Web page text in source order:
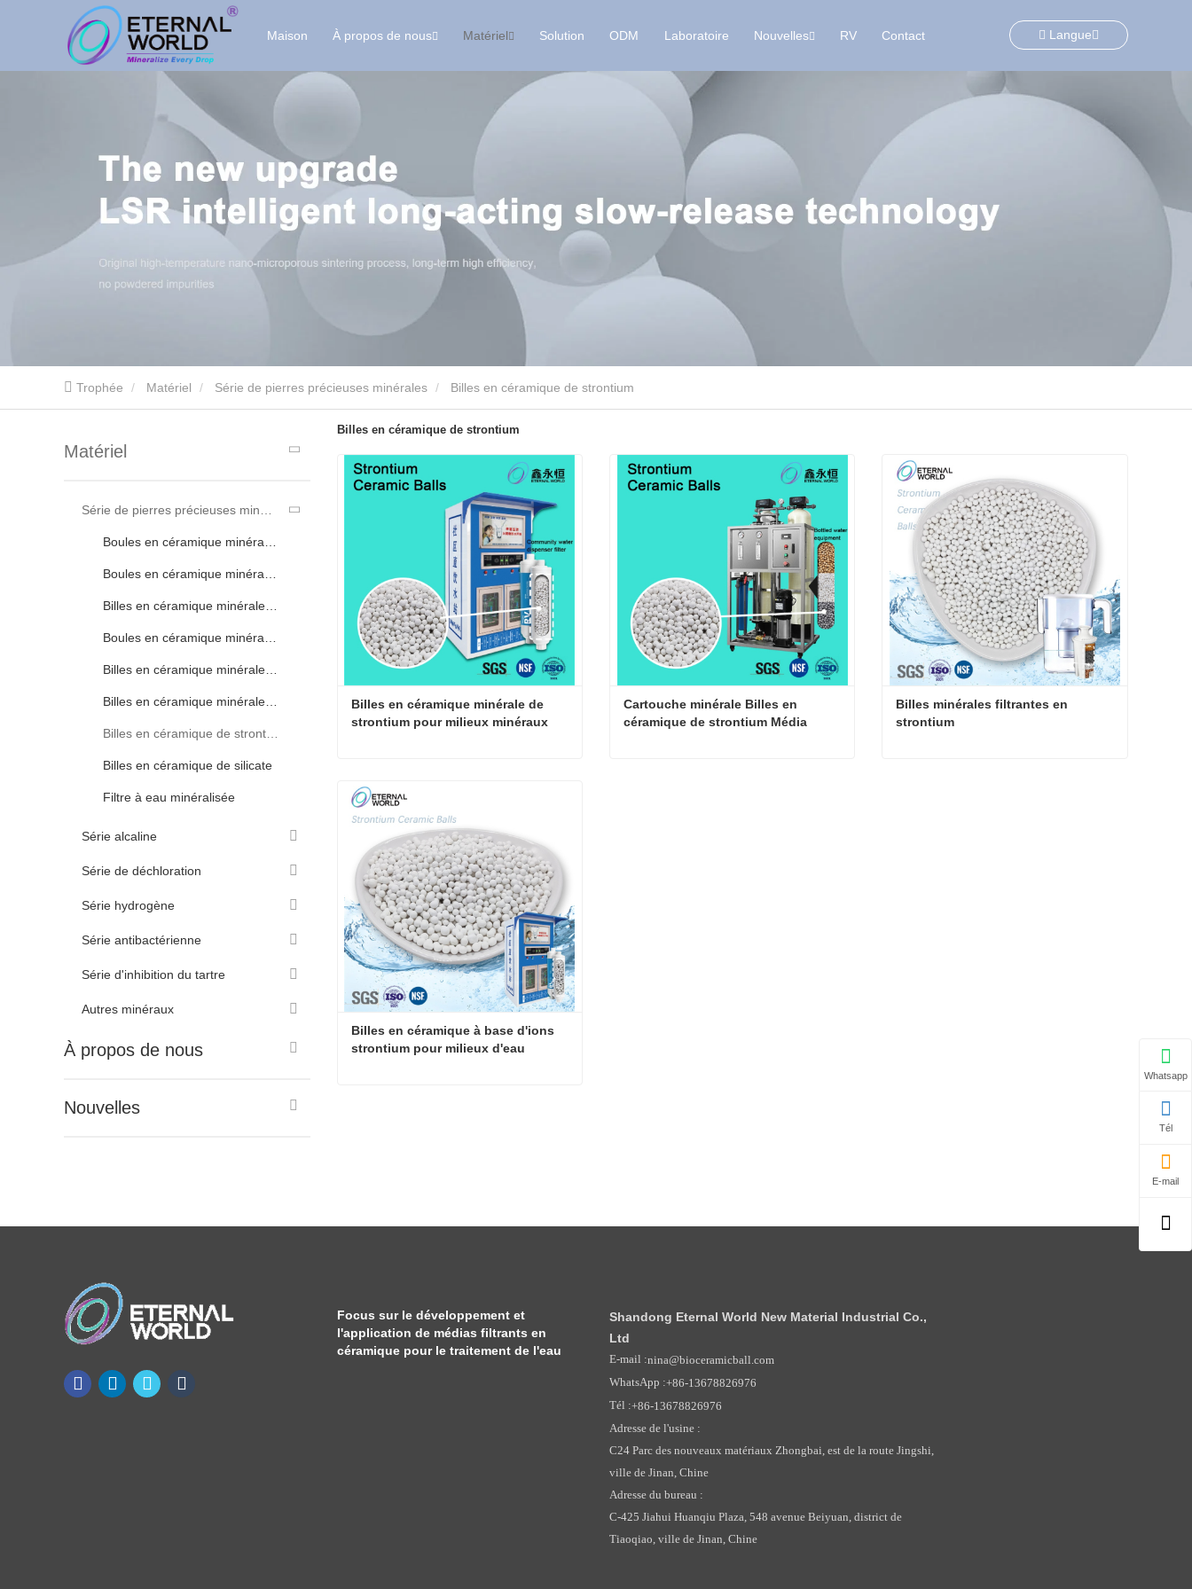
Maison À propos de nous Matériel Solution ODM Laboratoire Nouvelles RV Contact Langue
Whatsapp
Tél
E-mail
Trophée Matériel Série de pierres précieuses minérales Billes en céramique de strontium
Matériel
Billes en céramique de silicate
Filtre à eau minéralisée
Série alcaline
Série de déchloration
Série hydrogène
Série antibactérienne
Série d'inhibition du tartre
Autres minéraux
À propos de nous
Nouvelles
Billes en céramique de strontium
Billes en céramique minérale de
strontium pour milieux minéraux
Contacter maintenant
Cartouche minérale Billes en
céramique de strontium Média
Billes minérales filtrantes en
strontium
Billes en céramique à base d'ions
strontium pour milieux d'eau
Focus sur le développement et
l'application de médias filtrants en
céramique pour le traitement de l'eau
Shandong Eternal World New Material Industrial Co.,
Ltd
E-mail :nina@bioceramicball.com
WhatsApp :+86-13678826976
Tél :+86-13678826976
Adresse de l'usine :
C24 Parc des nouveaux matériaux Zhongbai, est de la route Jingshi,
ville de Jinan, Chine
Adresse du bureau :
C-425 Jiahui Huanqiu Plaza, 548 avenue Beiyuan, district de
Tiaoqiao, ville de Jinan, Chine